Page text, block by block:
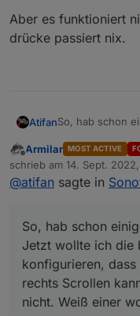
Aber es funktioniert
drücke passiert nix.
AtifanSo, hab schon
konfigurieren,
Scrollen kann,
einer woran es
Habe im Script
],
};
Rule2 on
%topic%/
Button2#state
Aber es
drücke passiert
Offline
Armilar MOST ACTIVE
schrieb am 14. Sept.
zuletzt editiert von
@atifan sagte in
So, hab schon
Jetzt wollte ich die
konfigurieren,
rechts Scrollen
nicht. Weiß einer